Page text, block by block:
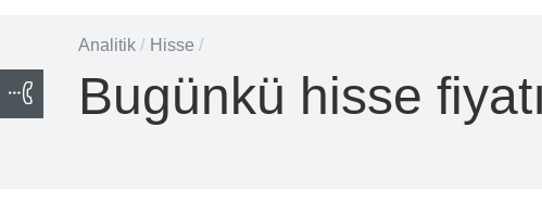
Analitik / Hisse /
Bugünkü hisse